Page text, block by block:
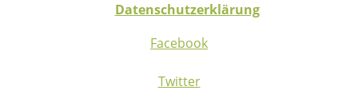
Datenschutzerklärung
Facebook
Twitter